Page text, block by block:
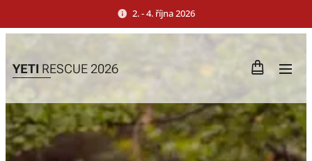
2. - 4. října 2026
YETI RESCUE 2026